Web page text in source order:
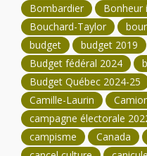
Bombardier
Bonheur
Bouchard-Taylor
budget
budget 2019
Budget fédéral 2024
Budget Québec 2024-25
Camille-Laurin
campagne électorale
campisme
Canada